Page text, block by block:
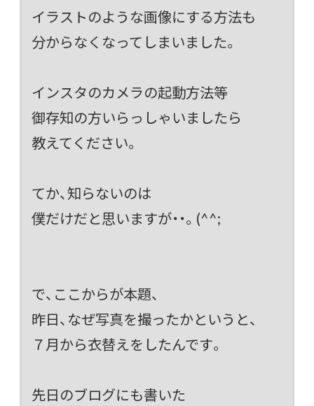
イラストのような画像にする方法も
分からなくなってしまいました。
インスタのカメラの起動方法等
御存知の方いらっしゃいましたら
教えてください。
てか、知らないのは
僕だけだと思いますが・・。(^^;
で、ここからが本題、
昨日、なぜ写真を撮ったかというと、
７月から衣替えをしたんです。
先日のブログにも書いた